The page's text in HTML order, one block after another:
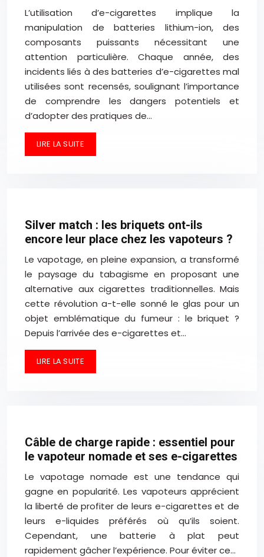
L’utilisation d’e-cigarettes implique la
manipulation de batteries lithium-ion, des
composants puissants nécessitant une
attention particulière. Chaque année, des
incidents liés à des batteries d’e-cigarettes mal
utilisées sont recensés, soulignant l’importance
de comprendre les dangers potentiels et
d’adopter des pratiques de…
LIRE LA SUITE
Silver match : les briquets ont-ils
encore leur place chez les vapoteurs ?
Le vapotage, en pleine expansion, a transformé
le paysage du tabagisme en proposant une
alternative aux cigarettes traditionnelles. Mais
cette révolution a-t-elle sonné le glas pour un
objet emblématique du fumeur : le briquet ?
Depuis l’arrivée des e-cigarettes et…
LIRE LA SUITE
Câble de charge rapide : essentiel pour
le vapoteur nomade et ses e-cigarettes
Le vapotage nomade est une tendance qui
gagne en popularité. Les vapoteurs apprécient
la liberté de profiter de leurs e-cigarettes et de
leurs e-liquides préférés où qu’ils soient.
Cependant, une batterie à plat peut
rapidement gâcher l’expérience. Pour éviter ce…